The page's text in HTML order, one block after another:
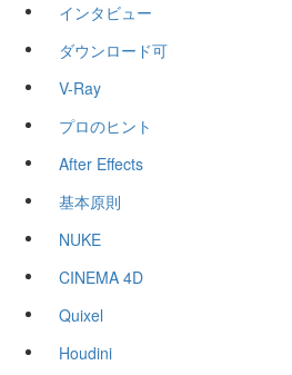
インタビュー
ダウンロード可
V-Ray
プロのヒント
After Effects
基本原則
NUKE
CINEMA 4D
Quixel
Houdini